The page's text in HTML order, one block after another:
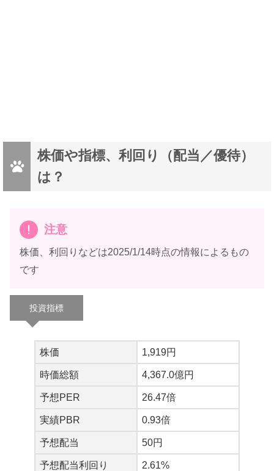
バニ
…という方は申込画面から「優待不要」を
( -`ω-)
株価や指標、利回り（配当／優待）
は？
注意
株価、利回りなどは2025/1/14時点の情報によるもの
です
投資指標
株価 1,919円
時価総額 4,367.0億円
予想PER 26.47倍
実績PBR 0.93倍
予想配当 50円
予想配当利回り 2.61%